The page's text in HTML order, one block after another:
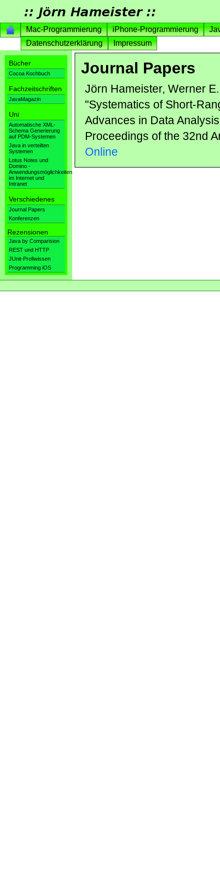
Mac-Programmierung iPhone-Programmierung
Datenschutzerklärung
Impressum
Bücher
Cocoa Kochbuch
Fachzeitschriften
JavaMagazin
Uni
Automatische XML-
Schema Generierung
auf PDM-Systemen
Java in verteilten
Systemen
Lotus Notes und
Domino -
Anwendungsmöglichkeiten
im Internet und
Intranet
Verschiedenes
Journal Papers
Konferenzen
Rezensionen
Java by Comparision
REST und HTTP
JUnit-Profiwissen
Programming iOS
Journal Papers
Jörn Hameister, Werner
"Systematics of Short-
Advances in Data
Proceedings of the 32nd
Online